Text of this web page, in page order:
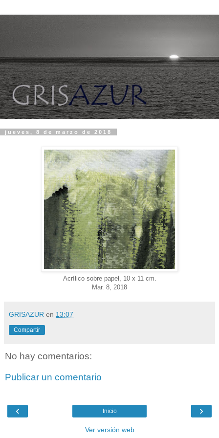
jueves, 8 de marzo de 2018
Acrílico sobre papel, 10 x 11 cm.
Mar. 8, 2018
GRISAZUR en 13:07
Compartir
No hay comentarios:
Publicar un comentario
‹ ›
Inicio
Ver versión web